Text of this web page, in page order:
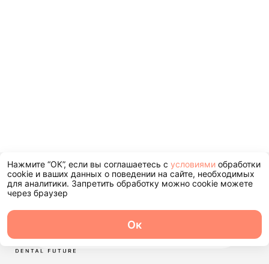
+7 (495) 104-44-45
Нажмите “ОК”, если вы соглашаетесь с условиями обработки
cookie и ваших данных о поведении на сайте, необходимых
для аналитики. Запретить обработку можно cookie можете
через браузер
Ок